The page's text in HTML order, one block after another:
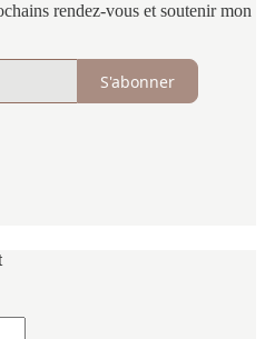
rendez-vous et soutenir mon
S'abonner